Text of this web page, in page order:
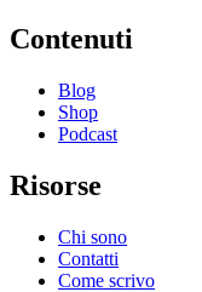
Contenuti
Blog
Shop
Podcast
Risorse
Chi sono
Contatti
Come scrivo